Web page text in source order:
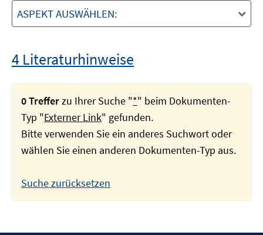
ASPEKT AUSWÄHLEN:
4 Literaturhinweise
0 Trefferzu Ihrer Suche "*" beim Dokumenten-
Typ "Externer Link" gefunden.
Bitte verwenden Sie ein anderes Suchwort oder
wählen Sie einen anderen Dokumenten-Typ aus.
Suche zurücksetzen